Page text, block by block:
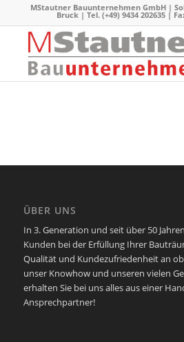
MStautner Bauunternehmen GmbH |
Bruck | Tel. (+49) 9434 202635 |
ÜBER UNS
In 3. Generation und seit über 50
Kunden bei der Erfüllung Ihrer
Qualität und Kundezufriedenheit an
unser Knowhow und unseren vielen
erhalten Sie bei uns alles aus einer
Ansprechpartner!